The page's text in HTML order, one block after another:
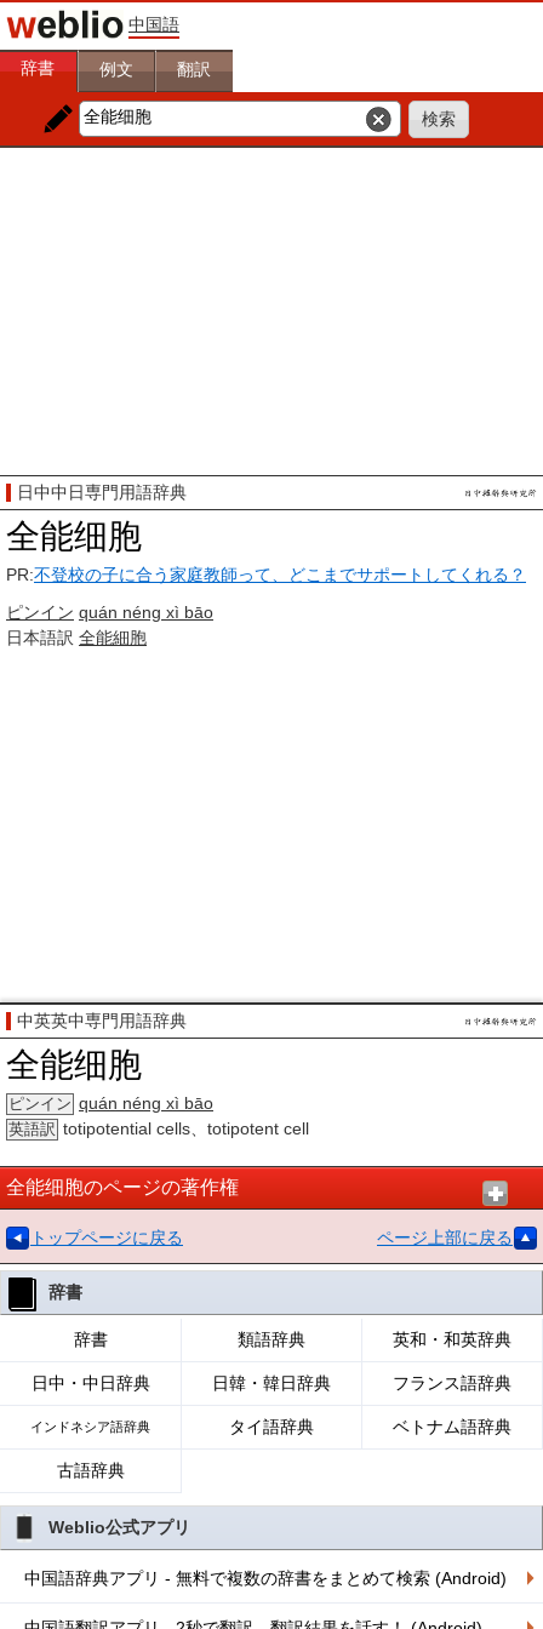
中国語
辞書 例文 翻訳
日中中日専門用語辞典
全能细胞
PR:不登校の子に合う家庭教師って、どこまでサポートしてくれる？
ピンイン quán néng xì bāo
日本語訳 全能細胞
中英英中専門用語辞典
全能细胞
ピンイン quán néng xì bāo
英語訳 totipotential cells、totipotent cell
全能细胞のページの著作権
トップページに戻る ページ上部に戻る
辞書
辞書 類語辞典 英和・和英辞典
日中・中日辞典 日韓・韓日辞典 フランス語辞典
インドネシア語辞典 タイ語辞典 ベトナム語辞典
古語辞典
Weblio公式アプリ
中国語辞典アプリ - 無料で複数の辞書をまとめて検索 (Android)